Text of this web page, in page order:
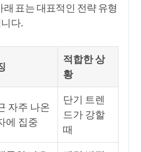
래 표는 대표적인 전략 유형
다.
적합한 상
황
자주 나온
에 집중
단기 트렌
드가 강할
때